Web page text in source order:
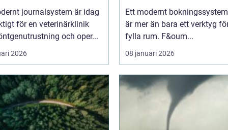
vård
journalsystem är idag
för en veterinärklinik
och oper...
2026
Ett modernt
är mer än bara ett verktyg
fylla rum. F&oum...
08 januari 2026